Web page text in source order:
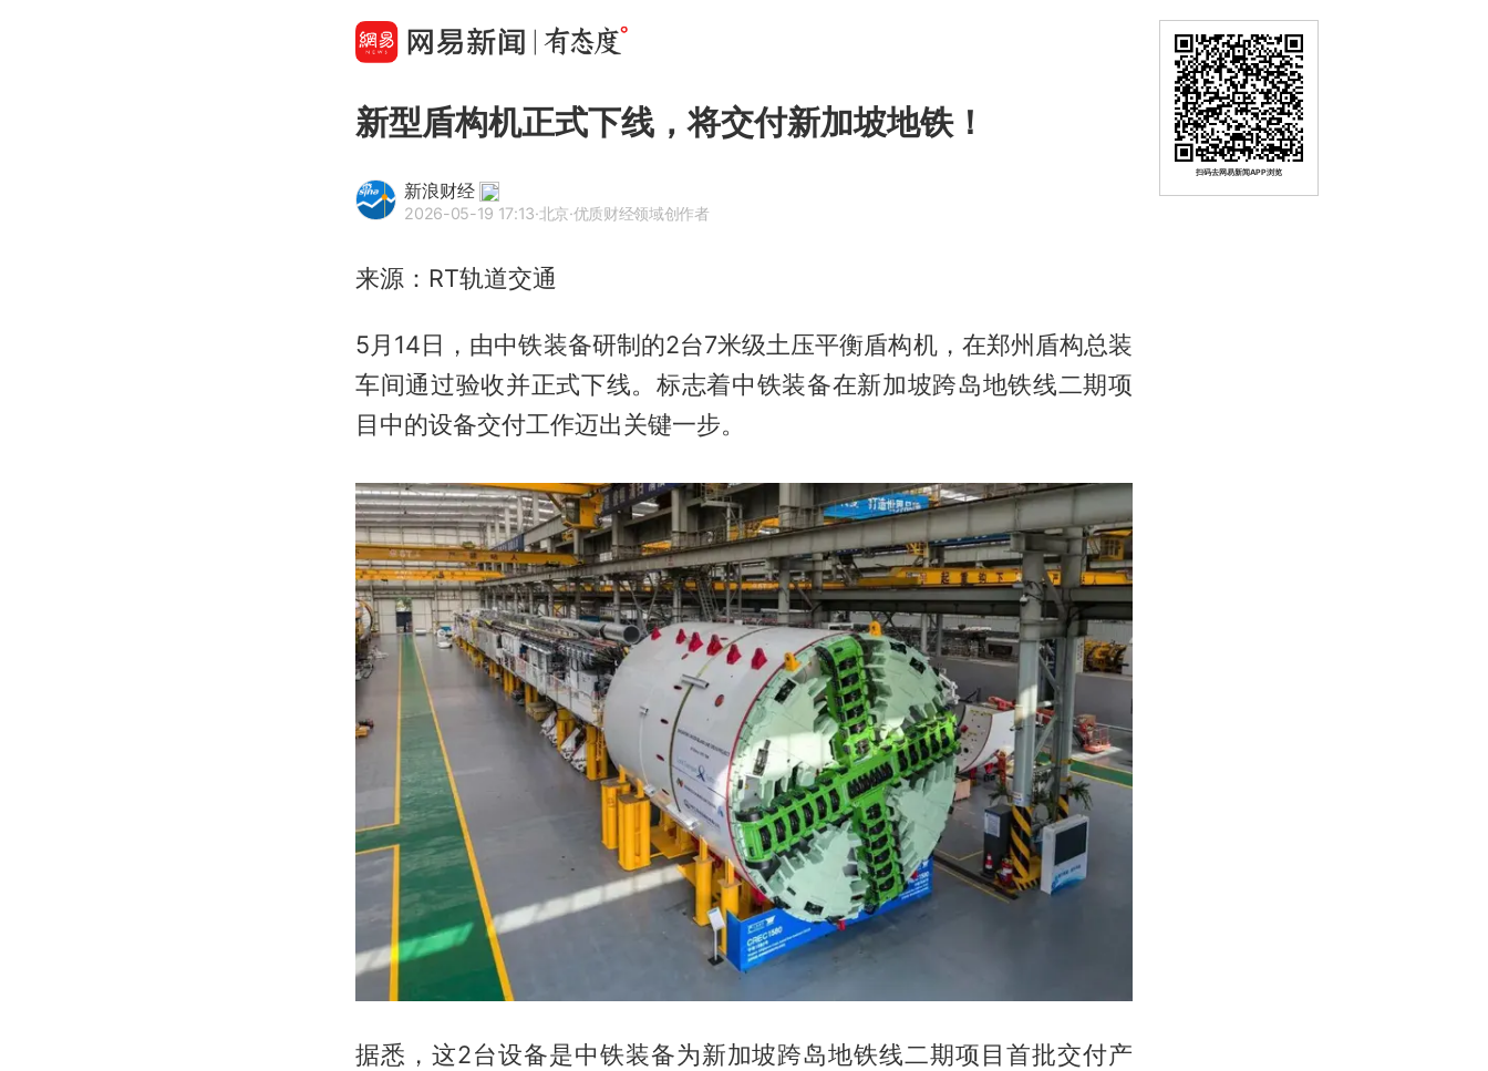
新型盾构机正式下线，将交付新加坡地铁！
新浪财经
2026-05-19 17:13·北京·优质财经领域创作者
来源：RT轨道交通
5月14日，由中铁装备研制的2台7米级土压平衡盾构机，在郑州盾构总装
车间通过验收并正式下线。标志着中铁装备在新加坡跨岛地铁线二期项
目中的设备交付工作迈出关键一步。
据悉，这2台设备是中铁装备为新加坡跨岛地铁线二期项目首批交付产
扫码去网易新闻APP浏览